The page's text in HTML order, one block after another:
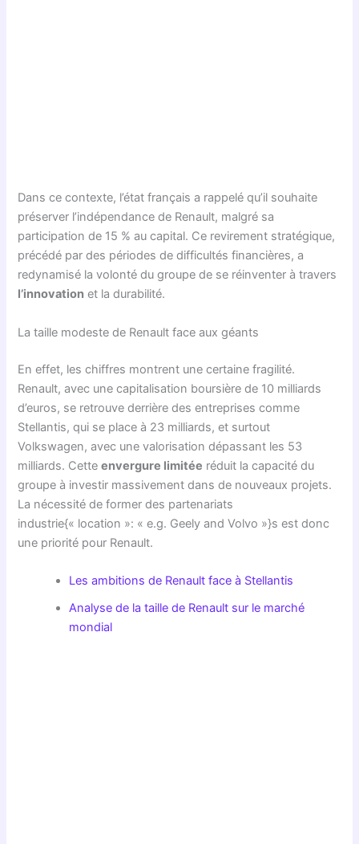
Dans ce contexte, l’état français a rappelé qu’il souhaite
préserver l’indépendance de Renault, malgré sa
participation de 15 % au capital. Ce revirement stratégique,
précédé par des périodes de difficultés financières, a
redynamisé la volonté du groupe de se réinventer à travers
l’innovation et la durabilité.
La taille modeste de Renault face aux géants
En effet, les chiffres montrent une certaine fragilité.
Renault, avec une capitalisation boursière de 10 milliards
d’euros, se retrouve derrière des entreprises comme
Stellantis, qui se place à 23 milliards, et surtout
Volkswagen, avec une valorisation dépassant les 53
milliards. Cetteenvergure limitée réduit la capacité du
groupe à investir massivement dans de nouveaux projets.
La nécessité de former des partenariats
industrie{« location »: « e.g. Geely and Volvo »}s est donc
une priorité pour Renault.
Les ambitions de Renault face à Stellantis
Analyse de la taille de Renault sur le marché
mondial